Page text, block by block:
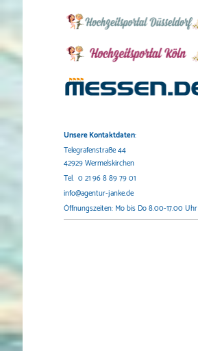
Unsere Kontaktdaten:
Telegrafenstraße 44
42929 Wermelskirchen
Tel. 0 21 96 8 89 79 01
info@agentur-janke.de
Öffnungszeiten: Mo bis Do 8.00-17.00 Uhr